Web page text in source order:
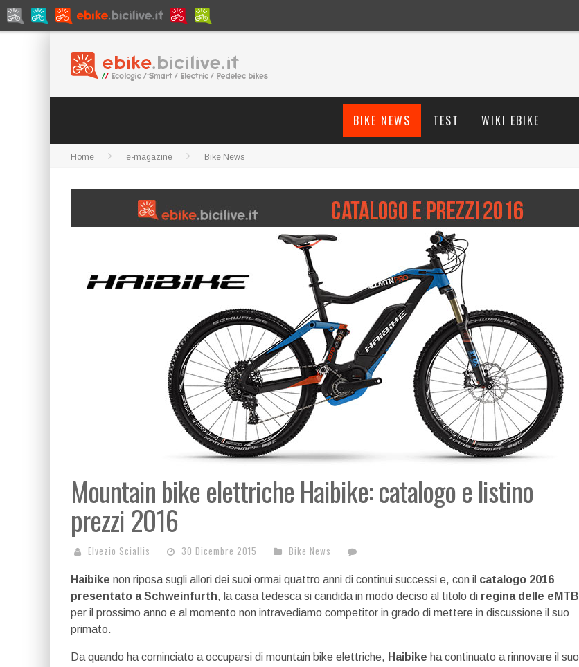
BIKE NEWS TEST WIKI EBIKE
Home e-magazine Bike News
Mountain bike elettriche Haibike: catalogo e listino
prezzi 2016
Elvezio Sciallis 30 Dicembre 2015 Bike News
Haibike non riposa sugli allori dei suoi ormai quattro anni di continui successi e, con il catalogo 2016
presentato a Schweinfurth, la casa tedesca si candida in modo deciso al titolo di regina delle eMTB
per il prossimo anno e al momento non intravediamo competitor in grado di mettere in discussione il suo
primato.
Da quando ha cominciato a occuparsi di mountain bike elettriche, Haibike ha continuato a rinnovare il suo